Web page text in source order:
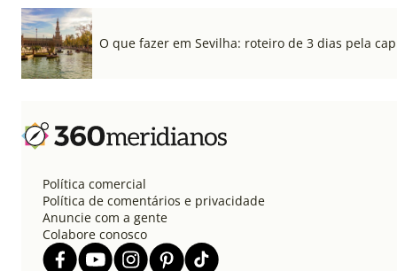
O que fazer em Sevilha: roteiro de 3 dias pela
Política comercial
Política de comentários e privacidade
Anuncie com a gente
Colabore conosco